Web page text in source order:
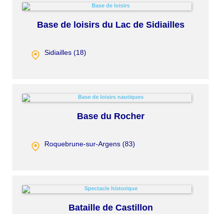
Base de loisirs du Lac de Sidiailles
Sidiailles (18)
Base du Rocher
Roquebrune-sur-Argens (83)
Bataille de Castillon